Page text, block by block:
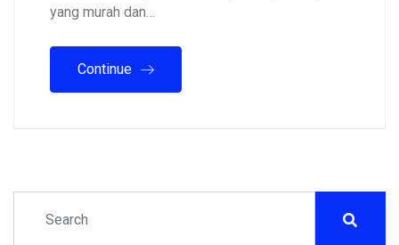
yang murah dan…
Continue